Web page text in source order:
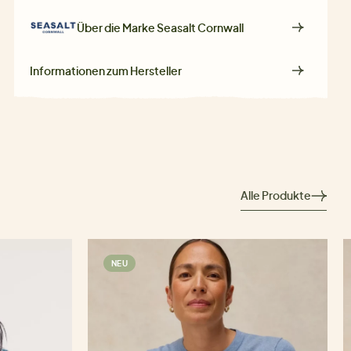
Über die MarkeSeasalt Cornwall
Informationen zum Hersteller
Alle Produkte
NEU